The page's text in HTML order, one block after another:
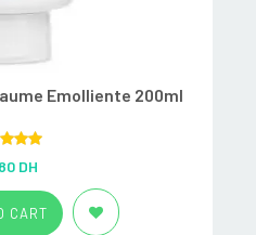
Emolliente 200ml
of 5
DH
CART